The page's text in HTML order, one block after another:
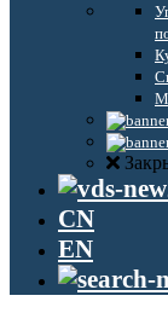
CN
EN